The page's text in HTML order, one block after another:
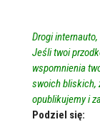
Drogi
Jeśli twoi
wspomnienia
swoich bliskich,
opublikujemy i
Podziel się: